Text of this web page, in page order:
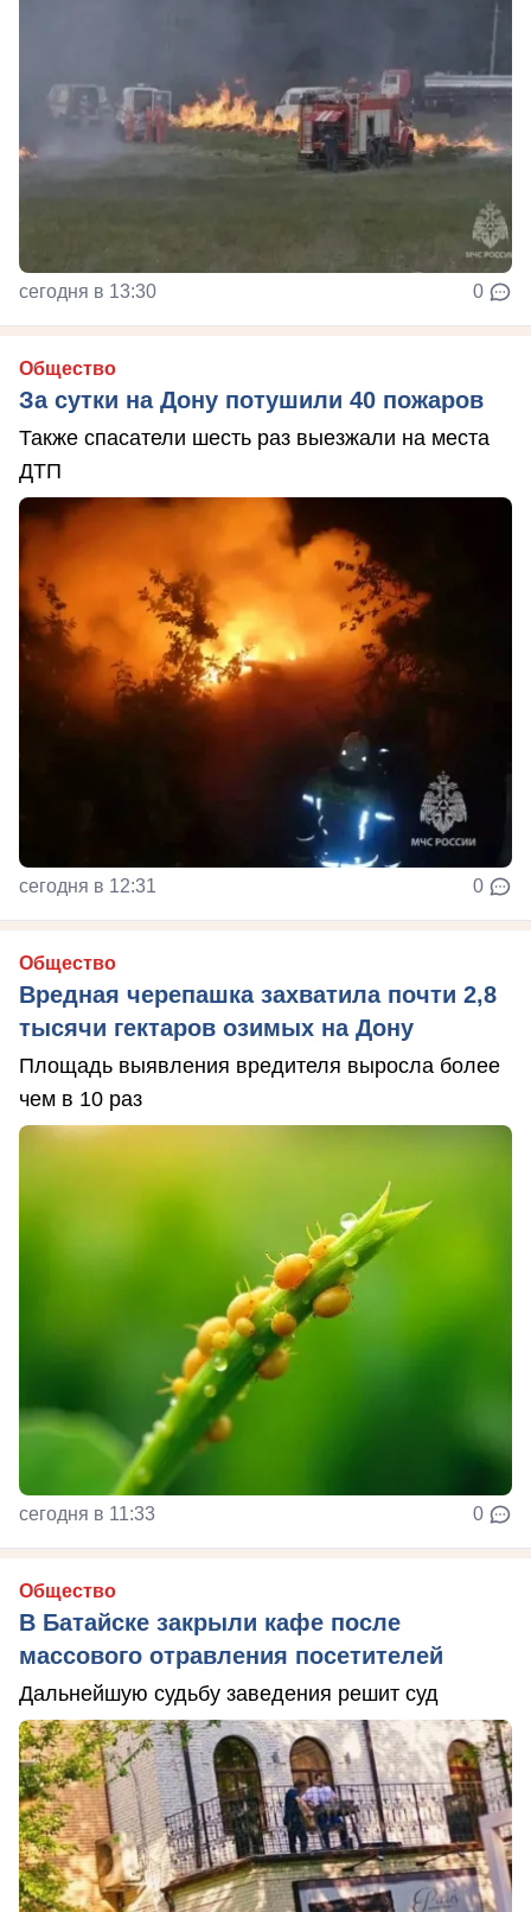
сегодня в 13:30 0
Общество
За сутки на Дону потушили 40 пожаров
Также спасатели шесть раз выезжали на места
ДТП
сегодня в 12:31 0
Общество
Вредная черепашка захватила почти 2,8
тысячи гектаров озимых на Дону
Площадь выявления вредителя выросла более
чем в 10 раз
сегодня в 11:33 0
Общество
В Батайске закрыли кафе после
массового отравления посетителей
Дальнейшую судьбу заведения решит суд